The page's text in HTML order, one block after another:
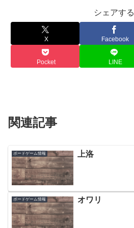
シェアする
X Facebook
Pocket LINE
関連記事
ボードゲーム情報 上洛
ボードゲーム情報 オワリ